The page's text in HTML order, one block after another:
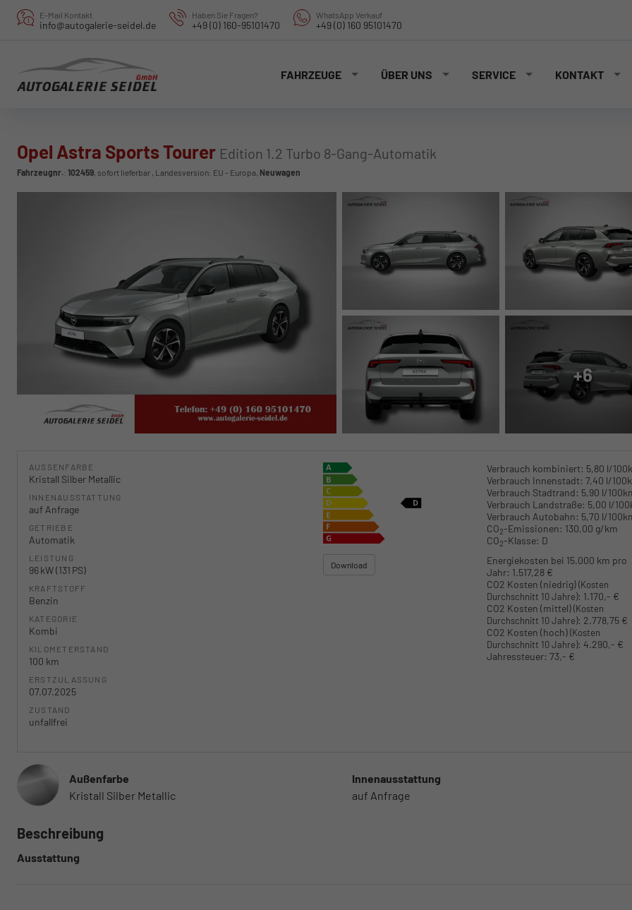
E-Mail Kontakt
info@autogalerie-seidel.de
Haben Sie Fragen?
+49 (0) 160-95101470
WhatsApp Verkauf
+49 (0) 160 95101470
FAHRZEUGE ÜBER UNS SERVICE KONTAKT
Opel Astra Sports Tourer Edition 1.2 Turbo 8-Gang-Automatik
Fahrzeugnr.: 102459, sofort lieferbar , Landesversion: EU - Europa, Neuwagen
+6
AUSSENFARBE
Kristall Silber Metallic
INNENAUSSTATTUNG
auf Anfrage
GETRIEBE
Automatik
LEISTUNG
96 kW (131 PS)
KRAFTSTOFF
Benzin
KATEGORIE
Kombi
KILOMETERSTAND
100 km
ERSTZULASSUNG
07.07.2025
ZUSTAND
unfallfrei
Verbrauch kombiniert: 5,80 l/
Verbrauch Innenstadt: 7,40 l/
Verbrauch Stadtrand: 5,90 l/
Verbrauch Landstraße: 5,00 l/
Verbrauch Autobahn: 5,70 l/
CO2-Emissionen: 130,00 g/km
CO2-Klasse: D
Download
Energiekosten bei 15.000 km pro
Jahr: 1.517,28 €
CO2 Kosten (niedrig)(Kosten
Durchschnitt 10 Jahre): 1.170,- €
CO2 Kosten (mittel)(Kosten
Durchschnitt 10 Jahre): 2.778,75 €
CO2 Kosten (hoch)(Kosten
Durchschnitt 10 Jahre): 4.290,- €
Jahressteuer: 73,- €
Außenfarbe
Kristall Silber Metallic
Innenausstattung
auf Anfrage
Beschreibung
Ausstattung